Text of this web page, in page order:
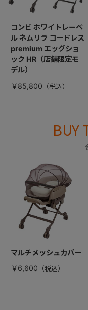
コンビ ホワイトレーベ
ル ネムリラ コードレス
premium エッグショ
ック HR（店舗限定モ
デル）
￥85,800
BUY
マルチメッシュカバー
￥6,600